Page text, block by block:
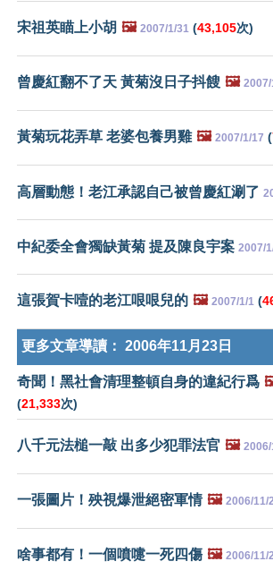
宋祖英瞄上小胡 🖼️ 2007/1/31 (43,105次)
曾慶紅翻不了天 黃菊沒日子抖餿 🖼️
黃菊玩花弄草 老婆包養男雞 🖼️ 2007/1/17 (
高層動態！老江承認自己被曾慶紅涮了
中紀委全會獨缺黃菊 提及陳良宇案 2007/
這張賀卡噎的老江哏哏兒的 🖼️ 2007/1/1 (
更多文章導讀： 2006年11月23日
奇聞！黑社會清理整頓自身的違紀行爲
(21,333次)
八千元法槌一敲 出多少犯罪法官 🖼️
一張圖片！殃視爆泄絕密軍情 🖼️ 2006/11/
啥事都有！一個噴嚏一死四傷 🖼️ 2006/11/